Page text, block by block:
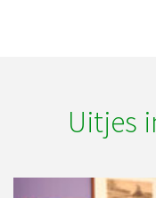
Uitjes